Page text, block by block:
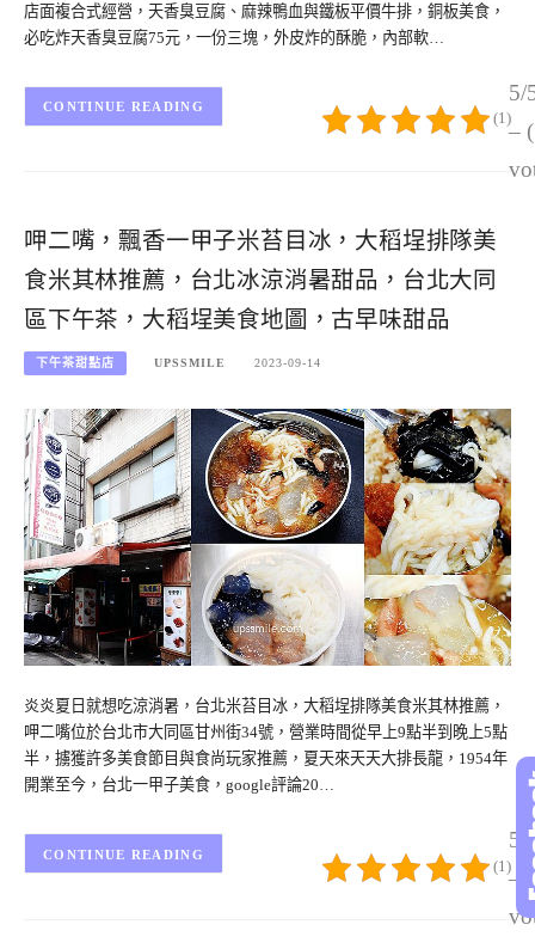
店面複合式經營，天香臭豆腐、麻辣鴨血與鐵板平價牛排，銅板美食，
必吃炸天香臭豆腐75元，一份三塊，外皮炸的酥脆，內部軟…
5/
–
(1)
CONTINUE READING
呷二嘴，飄香一甲子米苔目冰，大稻埕排隊美
食米其林推薦，台北冰涼消暑甜品，台北大同
區下午茶，大稻埕美食地圖，古早味甜品
下午茶甜點店 UPSSMILE 2023-09-14
炎炎夏日就想吃涼消暑，台北米苔目冰，大稻埕排隊美食米其林推薦，
呷二嘴位於台北市大同區甘州街34號，營業時間從早上9點半到晚上5點
半，擄獲許多美食節目與食尚玩家推薦，夏天來天天大排長龍，1954年
開業至今，台北一甲子美食，google評論20…
5/
–
(1)
CONTINUE READING